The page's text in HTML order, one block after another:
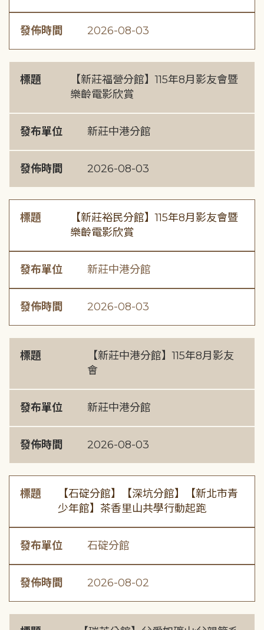
發佈時間 2026-08-03
標題
【新莊福營分館】115年8月影友會暨
樂齡電影欣賞
發布單位 新莊中港分館
發佈時間 2026-08-03
標題
【新莊裕民分館】115年8月影友會暨
樂齡電影欣賞
發布單位 新莊中港分館
發佈時間 2026-08-03
標題
【新莊中港分館】115年8月影友
會
發布單位 新莊中港分館
發佈時間 2026-08-03
標題
【石碇分館】【深坑分館】【新北市青
少年館】茶香里山共學行動起跑
發布單位 石碇分館
發佈時間 2026-08-02